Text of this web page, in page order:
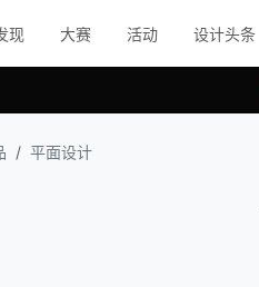
现 大赛 活动 设计头条
平面设计